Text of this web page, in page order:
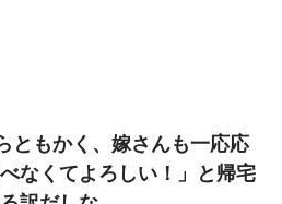
ともかく、嫁さんも一応応
なくてよろしい！」と帰宅